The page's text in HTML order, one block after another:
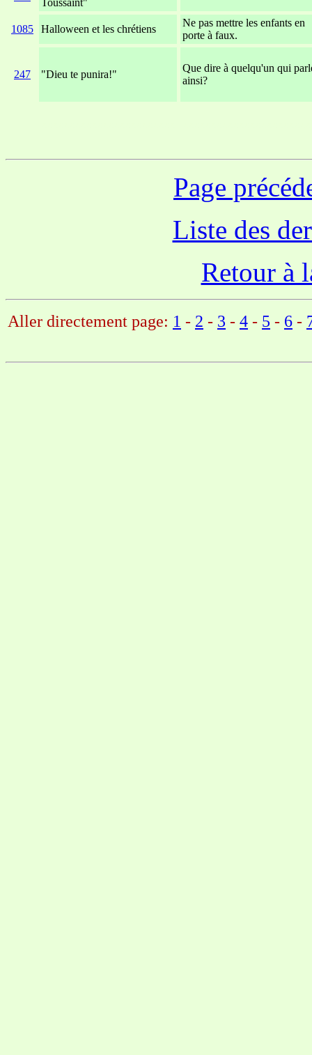
Toussaint"
1085 Halloween et les chrétiens
Ne pas mettre les enfants en
porte à faux.
247 "Dieu te punira!"
Que dire à quelqu'un qui
ainsi?
Page
Liste des
Retour à
Aller directement page: 1 - 2 - 3 - 4 - 5 - 6 -